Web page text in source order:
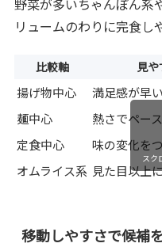
リュームのわりに完食し
比較軸 見
揚げ物中心 満足感が早い
麺中心
熱さでペー
定食中心
味の変化を
オムライス系 見た目以上
スク
移動しやすさで候補